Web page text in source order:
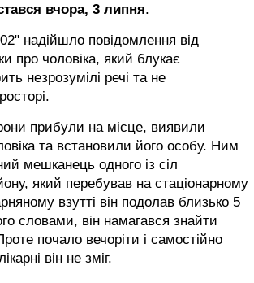
вчора, 3 липня.
надійшло повідомлення від
про чоловіка, який блукає
незрозумілі речі та не
прибули на місце, виявили
та встановили його особу. Ним
мешканець одного із сіл
який перебував на стаціонарному
взутті він подолав близько 5
словами, він намагався знайти
почало вечоріти і самостійно
він не зміг.